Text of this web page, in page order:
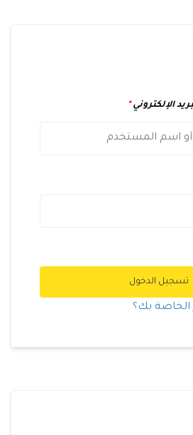
الإلكتروني*
تسجيل الدخول
الخاصة بك؟